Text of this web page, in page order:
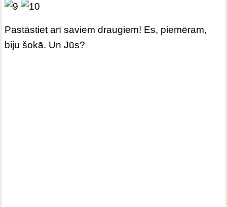
Pastāstiet arī saviem draugiem! Es, piemēram,
biju šokā. Un Jūs?